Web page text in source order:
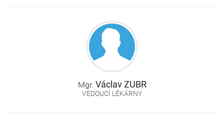
Mgr. VáclavZUBR
VEDOUCÍ LÉKÁRNY